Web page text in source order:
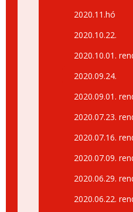
2020.11.hó
2020.10.22.
2020.10.01.
2020.09.24.
2020.09.01.
2020.07.23.
2020.07.16.
2020.07.09.
2020.06.29.
2020.06.22.